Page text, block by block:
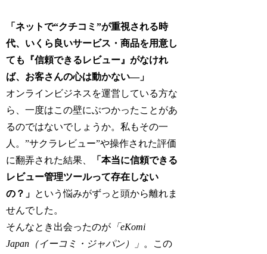
「ネットで“クチコミ”が重視される時
代、いくら良いサービス・商品を用意し
ても『信頼できるレビュー』がなけれ
ば、お客さんの心は動かない―」
オンラインビジネスを運営している方な
ら、一度はこの壁にぶつかったことがあ
るのではないでしょうか。私もその一
人。”サクラレビュー”や操作された評価
に翻弄された結果、
「本当に信頼できる
レビュー管理ツールって存在しない
の？」 という悩みがずっと頭から離れま
せんでした。
そんなとき出会ったのが 「eKomi
Japan（イーコミ・ジャパン）」 。この